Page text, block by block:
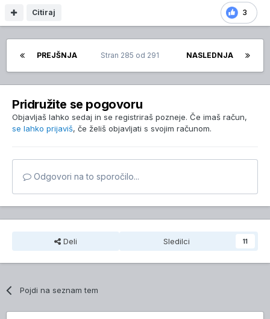
3
Citiraj
PREJŠNJA NASLEDNJA
Stran 285 od 291
Pridružite se pogovoru
Objavljaš lahko sedaj in se registriraš pozneje. Če imaš račun,
se lahko prijaviš, če želiš objavljati s svojim računom.
Odgovori na to sporočilo...
Deli Sledilci 11
Pojdi na seznam tem